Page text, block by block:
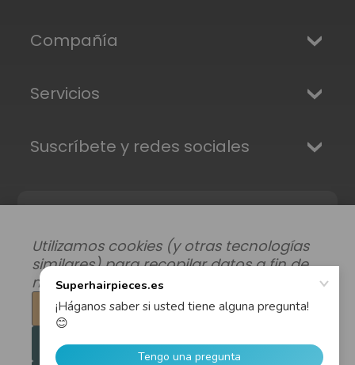
Compañía
Servicios
Suscríbete y redes sociales
Envíos, Devoluciones y Garantía | Privacidad |
Términos y condiciones
Utilizamos cookies (y otras tecnologías
similares) para recopilar datos a fin de
mejorar su experiencia de compra.
Configuración
Rechazar todo